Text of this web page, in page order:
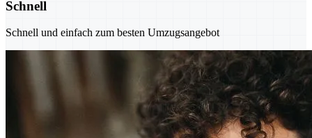
Schnell
Schnell und einfach zum besten Umzugsangebot